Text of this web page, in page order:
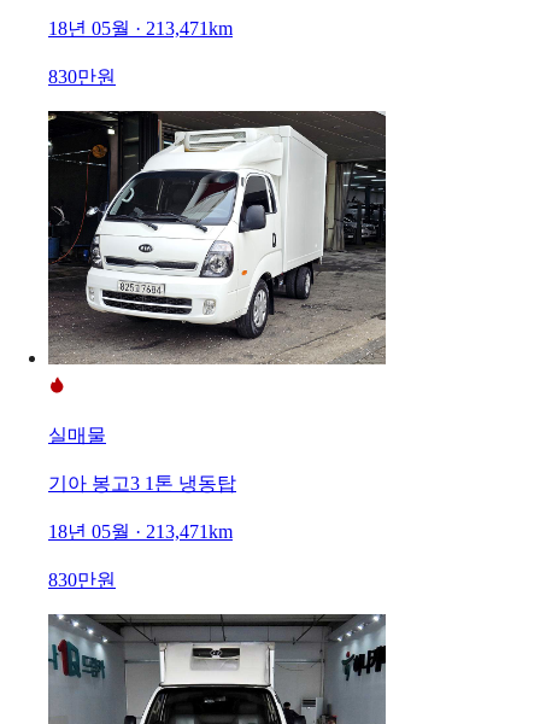
18년 05월 · 213,471km
830만원
실매물
기아 봉고3 1톤 냉동탑
18년 05월 · 213,471km
830만원